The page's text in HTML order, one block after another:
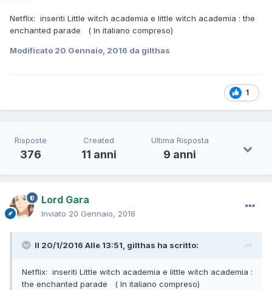
Netflix: inseriti Little witch academia e little witch academia : the
enchanted parade ( In italiano compreso)
Modificato 20 Gennaio, 2016 da gilthas
1
Risposte
376
Created
11 anni
Ultima Risposta
9 anni
Lord Gara
Inviato 20 Gennaio, 2016
Il 20/1/2016 Alle 13:51, gilthas ha scritto:
Netflix: inseriti Little witch academia e little witch academia :
the enchanted parade ( In italiano compreso)